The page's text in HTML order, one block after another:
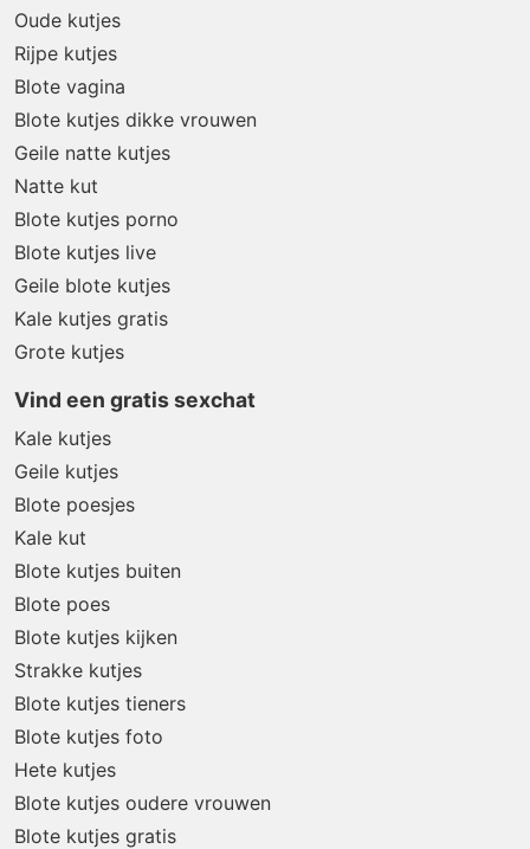
Oude kutjes
Rijpe kutjes
Blote vagina
Blote kutjes dikke vrouwen
Geile natte kutjes
Natte kut
Blote kutjes porno
Blote kutjes live
Geile blote kutjes
Kale kutjes gratis
Grote kutjes
Vind een gratis sexchat
Kale kutjes
Geile kutjes
Blote poesjes
Kale kut
Blote kutjes buiten
Blote poes
Blote kutjes kijken
Strakke kutjes
Blote kutjes tieners
Blote kutjes foto
Hete kutjes
Blote kutjes oudere vrouwen
Blote kutjes gratis